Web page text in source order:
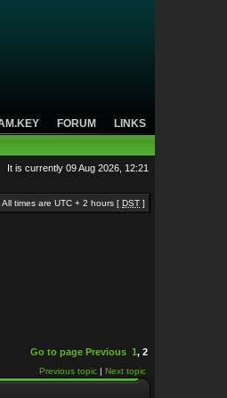
FORUM LINKS
It is currently 09 Aug 2026, 12:21
All times are UTC + 2 hours [ DST ]
Go to page Previous 1, 2
Previous topic | Next topic